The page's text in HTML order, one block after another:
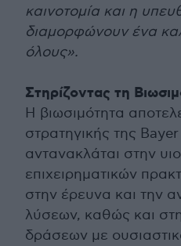
καινοτομία και η
διαμορφώνουν ένα
όλους».
Στηρίζοντας τη
Η βιωσιμότητα
στρατηγικής της
αντανακλάται στην
επιχειρηματικών
στην έρευνα και την
λύσεων, καθώς και
δράσεων με